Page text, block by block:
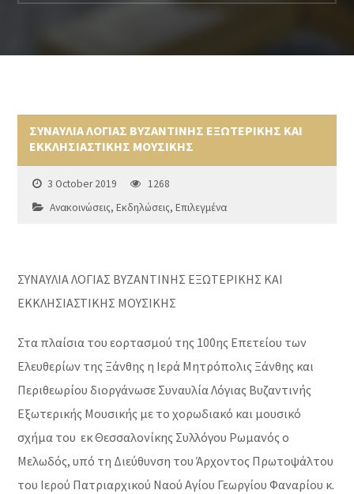
ΣΥΝΑΥΛΙΑ ΛΟΓΙΑΣ ΒΥΖΑΝΤΙΝΗΣ ΕΞΩΤΕΡΙΚΗΣ ΚΑΙ
ΕΚΚΛΗΣΙΑΣΤΙΚΗΣ ΜΟΥΣΙΚΗΣ
3 October 2019
1268
Ανακοινώσεις,Εκδηλώσεις,Επιλεγμένα
ΣΥΝΑΥΛΙΑ ΛΟΓΙΑΣ ΒΥΖΑΝΤΙΝΗΣ ΕΞΩΤΕΡΙΚΗΣ ΚΑΙ
ΕΚΚΛΗΣΙΑΣΤΙΚΗΣ ΜΟΥΣΙΚΗΣ
Στα πλαίσια του εορτασμού της 100ης Επετείου των
Ελευθερίων της Ξάνθης η Ιερά Μητρόπολις Ξάνθης και
Περιθεωρίου διοργάνωσε Συναυλία Λόγιας Βυζαντινής
Εξωτερικής Μουσικής με το χορωδιακό και μουσικό
σχήμα του εκ Θεσσαλονίκης Συλλόγου Ρωμανός ο
Μελωδός, υπό τη Διεύθυνση του Άρχοντος Πρωτοψάλτου
του Ιερού Πατριαρχικού Ναού Αγίου Γεωργίου Φαναρίου κ.